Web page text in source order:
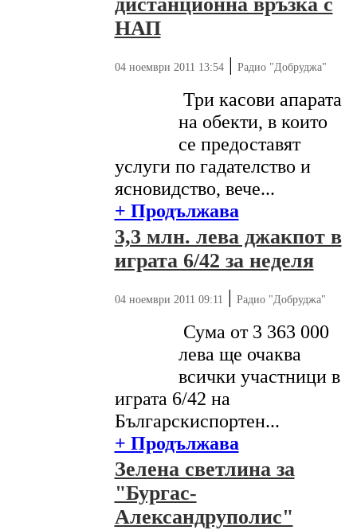
НАП
04 ноември 2011 13:54| Радио "Добруджа"
Три касови апарата
на обекти, в които
се предоставят
услуги по гадателство и
ясновидство, вече...
+ Продължава
3,3 млн. лева джакпот в
играта 6/42 за неделя
04 ноември 2011 09:11 | Радио "Добруджа"
Сума от 3 363 000
лева ще очаква
всички участници в
играта 6/42 на
Българскиспортен...
+ Продължава
Зелена светлина за
"Бургас-
Александруполис"